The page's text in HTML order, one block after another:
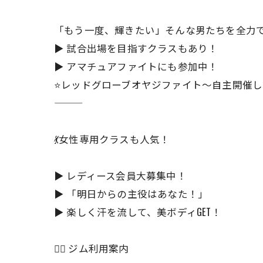
「もう一度、輝きたい」そんな男たちを全力
▶ 試合出場を目指すクラスもあり！
▶ アマチュアファイトにも参加中！
⭐️レッドグローブオヤジファイト〜自主開催
💃女性専用クラスも人気！
▶ レディース会員大募集中！
▶ 「明日からの主役はあなた！」
▶ 楽しく汗を流して、美ボディGET！
🏋️‍♀️ ジム利用案内